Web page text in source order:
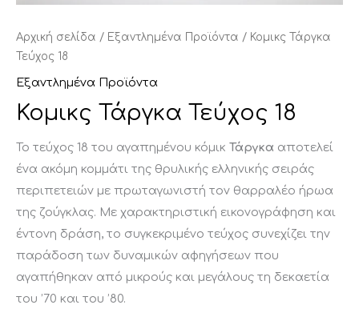
Αρχική σελίδα / Εξαντλημένα Προϊόντα / Κομικς Τάργκα
Τεύχος 18
Εξαντλημένα Προϊόντα
Κομικς Τάργκα Τεύχος 18
Το τεύχος 18 του αγαπημένου κόμικ Τάργκα αποτελεί
ένα ακόμη κομμάτι της θρυλικής ελληνικής σειράς
περιπετειών με πρωταγωνιστή τον θαρραλέο ήρωα
της ζούγκλας. Με χαρακτηριστική εικονογράφηση και
έντονη δράση, το συγκεκριμένο τεύχος συνεχίζει την
παράδοση των δυναμικών αφηγήσεων που
αγαπήθηκαν από μικρούς και μεγάλους τη δεκαετία
του ’70 και του ’80.